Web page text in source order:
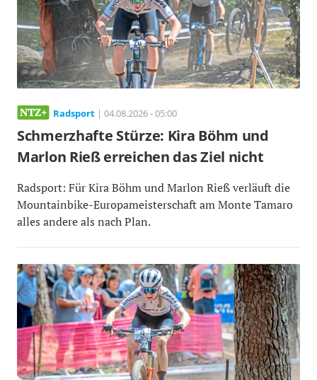
Radsport | 04.08.2026 - 05:00
Schmerzhafte Stürze: Kira Böhm und
Marlon Rieß erreichen das Ziel nicht
Radsport: Für Kira Böhm und Marlon Rieß verläuft die
Mountainbike-Europameisterschaft am Monte Tamaro
alles andere als nach Plan.